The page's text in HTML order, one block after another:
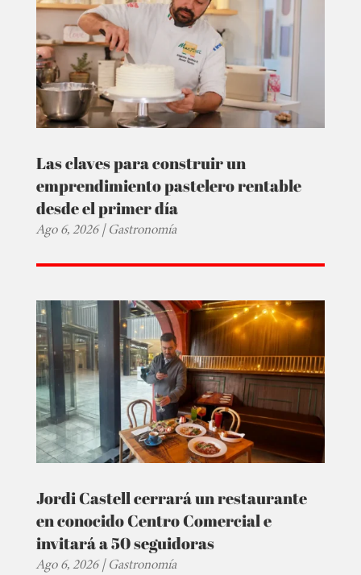
Las claves para construir un
emprendimiento pastelero rentable
desde el primer día
Ago 6, 2026|Gastronomía
Jordi Castell cerrará un restaurante
en conocido Centro Comercial e
invitará a 50 seguidoras
Ago 6, 2026|Gastronomía